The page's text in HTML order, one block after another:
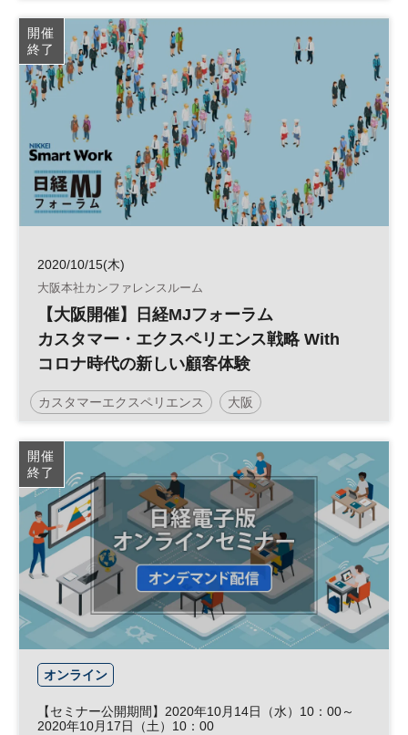
日経MJフォーラム 顧客体験 CX
参加無料
開催
終了
2020/10/15(木)
大阪本社カンファレンスルーム
【大阪開催】日経MJフォーラム
カスタマー・エクスペリエンス戦略 With
コロナ時代の新しい顧客体験
カスタマーエクスペリエンス 大阪
日経MJフォーラム 顧客体験 CX
参加無料
開催
終了
オンライン
【セミナー公開期間】2020年10月14日（水）10：00～
2020年10月17日（土）10：00